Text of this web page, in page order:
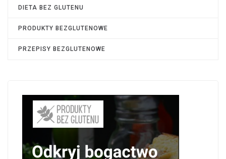
DIETA BEZ GLUTENU
PRODUKTY BEZGLUTENOWE
PRZEPISY BEZGLUTENOWE